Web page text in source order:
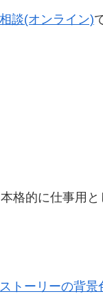
談(オンライン)
格的に仕事用
ストーリーの背